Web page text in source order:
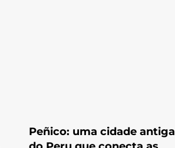
Peñico: uma cidade antiga